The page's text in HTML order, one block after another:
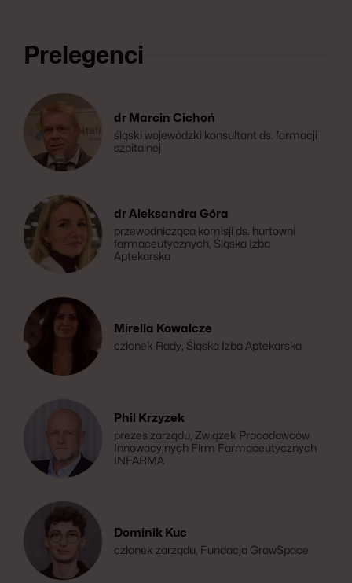
Prelegenci
dr Marcin Cichoń
śląski wojewódzki konsultant ds. farmacji
szpitalnej
dr Aleksandra Góra
przewodnicząca komisji ds. hurtowni
farmaceutycznych, Śląska Izba
Aptekarska
Mirella Kowalcze
członek Rady, Śląska Izba Aptekarska
Phil Krzyzek
prezes zarządu, Związek Pracodawców
Innowacyjnych Firm Farmaceutycznych
INFARMA
Dominik Kuc
członek zarządu, Fundacja GrowSpace